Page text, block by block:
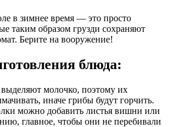
в зимнее время — это просто
таким образом грузди сохраняют
Берите на вооружение!
блюда:
молочко, поэтому их
иначе грибы будут горчить.
можно добавить листья вишни или
главное, чтобы они не перебивали